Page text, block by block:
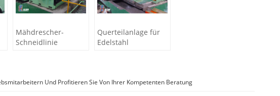
Mähdrescher-
Schneidlinie
Querteilanlage für
Edelstahl
Und Profitieren Sie Von Ihrer Kompetenten Beratung